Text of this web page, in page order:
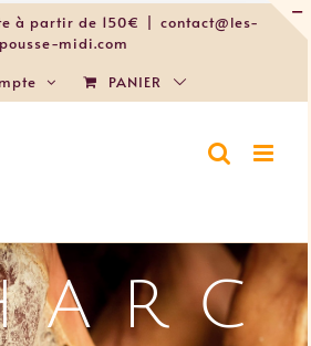
à partir de 150€ | contact@les-
pousse-midi.com
PANIER
• LA